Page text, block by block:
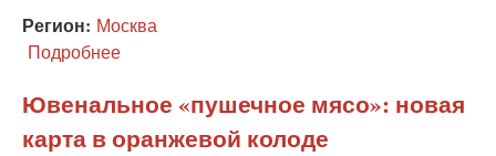
Регион: Москва
Подробнее
и
где
вербует
Ювенальное «пушечное мясо»: новая
карта в оранжевой колоде